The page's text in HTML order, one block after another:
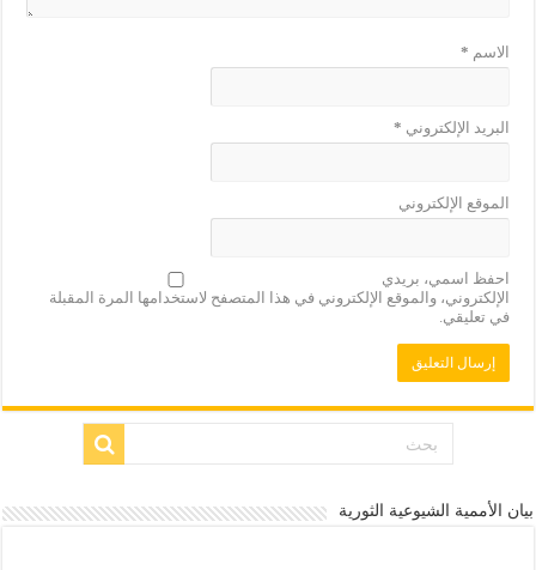
الاسم *
البريد الإلكتروني *
الموقع الإلكتروني
احفظ اسمي، بريدي
الإلكتروني، والموقع الإلكتروني في هذا المتصفح لاستخدامها المرة المقبلة
في تعليقي.
بيان الأممية الشيوعية الثورية